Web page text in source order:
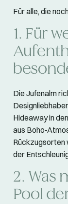
Für alle, die
1. Für
Die Jufenalm
Hideaway in
aus Boho-
Rückzugsorten
der
2. Was
Pool